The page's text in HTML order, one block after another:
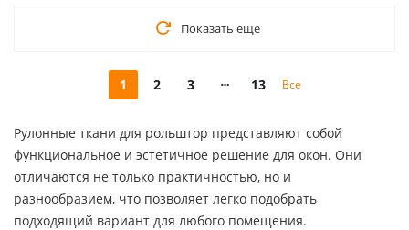
Показать еще
1 2 3 13 Все
Рулонные ткани для рольштор представляют собой
функциональное и эстетичное решение для окон. Они
отличаются не только практичностью, но и
разнообразием, что позволяет легко подобрать
подходящий вариант для любого помещения.